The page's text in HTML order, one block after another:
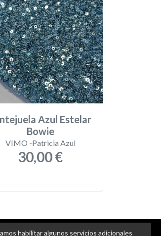
Azul Estelar
Bowie
VIMO -Patricia Azul
30,00 €
habilitar algunos servicios adicionales